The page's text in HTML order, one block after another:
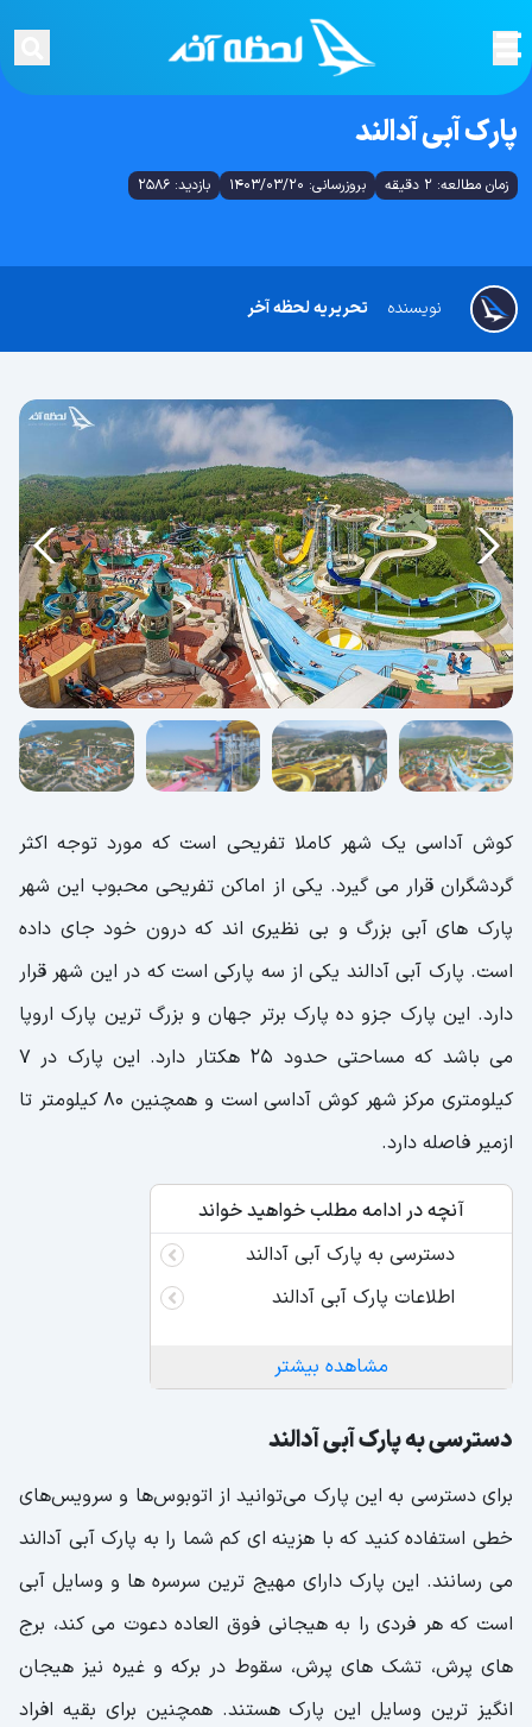
پارک آبی آدالند
زمان مطالعه: 2 دقیقه بروزرسانی: 1403/03/20 بازدید: 2586
تحریریه لحظه آخر نویسنده
کوش آداسی یک شهر کاملا تفریحی است که مورد توجه اکثر
گردشگران قرار می گیرد. یکی از اماکن تفریحی محبوب این شهر
پارک های آبی بزرگ و بی نظیری اند که درون خود جای داده
است. پارک آبی آدالند یکی از سه پارکی است که در این شهر قرار
دارد. این پارک جزو ده پارک برتر جهان و بزرگ ترین پارک اروپا
می باشد که مساحتی حدود 25 هکتار دارد. این پارک در 7
کیلومتری مرکز شهر کوش آداسی است و همچنین 80 کیلومتر تا
ازمیر فاصله دارد.
آنچه در ادامه مطلب خواهید خواند
دسترسی به پارک آبی آدالند
اطلاعات پارک آبی آدالند
مشاهده بیشتر
دسترسی به پارک آبی آدالند
برای دسترسی به این پارک می‌توانید از اتوبوس‌ها و سرویس‌های
خطی استفاده کنید که با هزینه ای کم شما را به پارک آبی آدالند
می رسانند. این پارک دارای مهیج ترین سرسره ها و وسایل آبی
است که هر فردی را به هیجانی فوق العاده دعوت می کند، برج
های پرش، تشک های پرش، سقوط در برکه و غیره نیز هیجان
انگیز ترین وسایل این پارک هستند. همچنین برای بقیه افراد